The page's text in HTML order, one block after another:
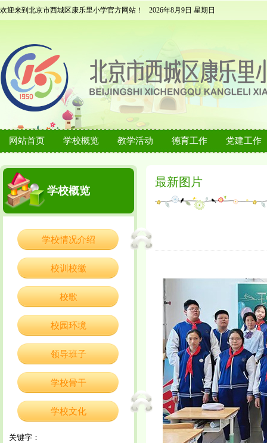
欢迎来到北京市西城区康乐里小学官方网站！ 2026年8月9日 星期日
网站首页 学校概览 教学活动 德育工作 党建工作
学校概览
学校情况介绍
校训校徽
校歌
校园环境
领导班子
学校骨干
学校文化
关键字：
最新图片